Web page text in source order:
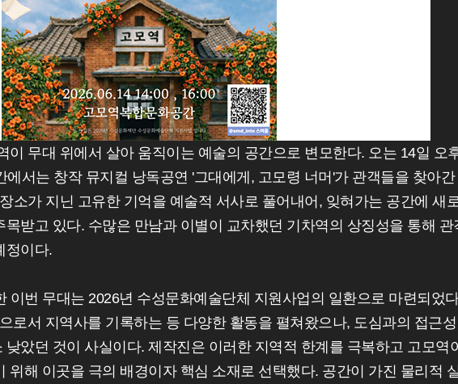
이 무대 위에서 살아 움직이는 예술의 공간으로 변모한다. 오는 14일 오
에서는 창작 뮤지컬 낭독공연 '그대에게, 고모령 너머'가 관객들을 찾아간
소가 지닌 고유한 기억을 예술적 서사로 풀어내어, 잊혀가는 공간에 새
받고 있다. 수많은 만남과 이별이 교차했던 기차역의 상징성을 통해 관
정이다.
이번 무대는 2026년 수성문화예술단체 지원사업의 일환으로 마련되었
로서 지역사를 기록하는 등 다양한 활동을 펼쳐왔으나, 도심과의 접근성
았던 것이 사실이다. 제작진은 이러한 지역적 한계를 극복하고 고모역
위해 이곳을 극의 배경이자 핵심 소재로 선택했다. 공간이 가진 물리적